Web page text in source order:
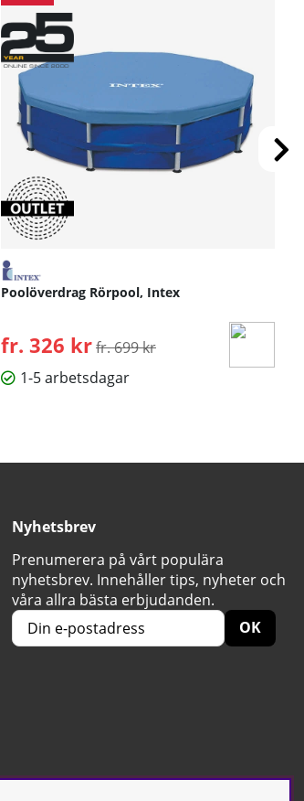
Poolöverdrag Rörpool, Intex
fr. 326 krOrdinarie pris:
fr. 699 kr
1-5 arbetsdagar
Nyhetsbrev
Prenumerera på vårt populära
nyhetsbrev. Innehåller tips, nyheter och
våra allra bästa erbjudanden.
OK